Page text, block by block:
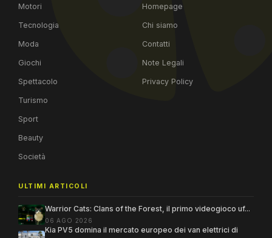
Motori
Tecnologia
Moda
Giochi
Spettacolo
Turismo
Sport
Beauty
Società
Homepage
Chi siamo
Contatti
Note Legali
Privacy Policy
ULTIMI ARTICOLI
Warrior Cats: Clans of the Forest, il primo videogioco uf...
06 AGO 2026
Kia PV5 domina il mercato europeo dei van elettrici di